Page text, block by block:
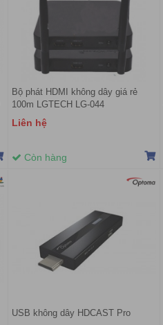
Bộ phát HDMI không dây giá rẻ
100m LGTECH LG-044
Liên hệ
Còn hàng
USB không dây HDCAST Pro